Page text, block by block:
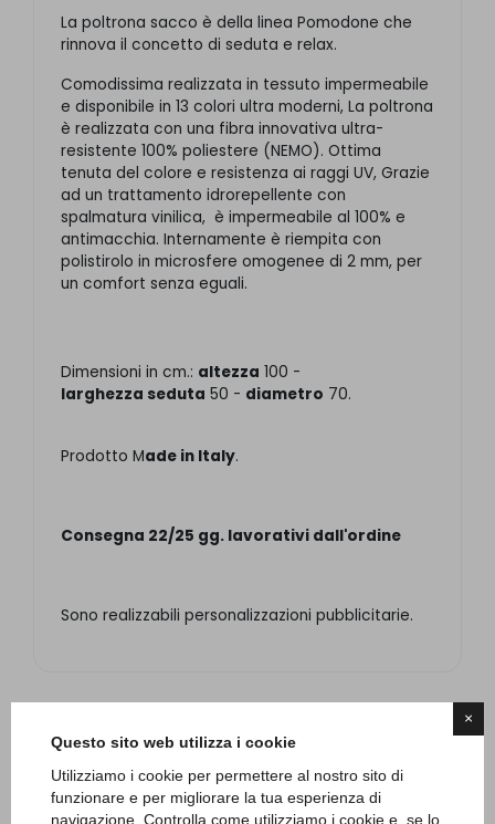
×
Questo sito web utilizza i cookie
Utilizziamo i cookie per permettere al nostro sito di
funzionare e per migliorare la tua esperienza di
navigazione. Controlla come utilizziamo i cookie e, se lo
La poltrona sacco è della linea Pomodone che
rinnova il concetto di seduta e relax.
Comodissima realizzata in tessuto impermeabile
e disponibile in 13 colori ultra moderni, La poltrona
è realizzata con una fibra innovativa ultra-
resistente 100% poliestere (NEMO). Ottima
tenuta del colore e resistenza ai raggi UV, Grazie
ad un trattamento idrorepellente con
spalmatura vinilica, è impermeabile al 100% e
antimacchia. Internamente è riempita con
polistirolo in microsfere omogenee di 2 mm, per
un comfort senza eguali.
Dimensioni in cm.: altezza 100 -
larghezza seduta 50 - diametro 70.
Prodotto Made in Italy.
Consegna 22/25 gg. lavorativi dall'ordine
Sono realizzabili personalizzazioni pubblicitarie.
PRODOTTI CORRELLATI E
ACCESSORI